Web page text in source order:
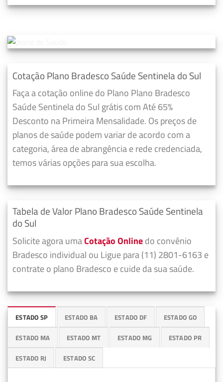
Cotação Plano Bradesco Saúde Sentinela do Sul
Faça a cotação online do Plano Plano Bradesco
Saúde Sentinela do Sul grátis com Até 65%
Desconto na Primeira Mensalidade. Os preços de
planos de saúde podem variar de acordo com a
categoria, área de abrangência e rede credenciada,
temos várias opções para sua escolha.
Tabela de Valor Plano Bradesco Saúde Sentinela
do Sul
Solicite agora umaCotação Onlinedo convênio
Bradesco individual ou Ligue para (11) 2801-6163 e
contrate o plano Bradesco e cuide da sua saúde.
ESTADO SP ESTADO BA ESTADO DF ESTADO GO
ESTADO MA ESTADO MT ESTADO MG ESTADO PR
ESTADO RJ ESTADO SC